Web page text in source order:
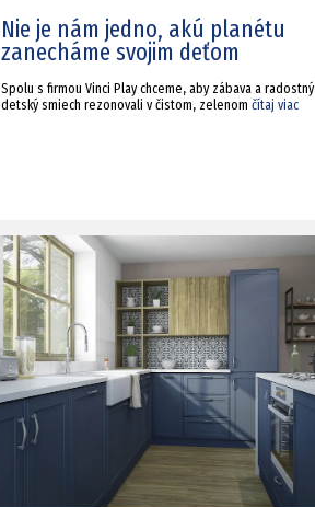
Nie je nám jedno, akú planétu
zanecháme svojim deťom
Spolu s firmou Vinci Play chceme, aby zábava a radostný
detský smiech rezonovali v čistom, zelenom čítaj viac